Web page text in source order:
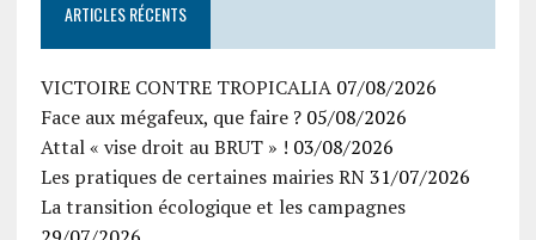
ARTICLES RÉCENTS
VICTOIRE CONTRE TROPICALIA 07/08/2026
Face aux mégafeux, que faire ? 05/08/2026
Attal « vise droit au BRUT » ! 03/08/2026
Les pratiques de certaines mairies RN 31/07/2026
La transition écologique et les campagnes